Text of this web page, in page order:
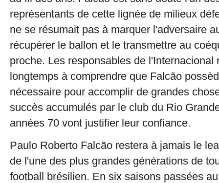
représentants de cette lignée de milieux
ne se résumait pas à marquer l'adversaire
récupérer le ballon et le transmettre au
proche. Les responsables de l'Internacional
longtemps à comprendre que Falcão
nécessaire pour accomplir de grandes
succès accumulés par le club du Rio
années 70 vont justifier leur confiance.
Paulo Roberto Falcão restera à jamais le
de l'une des plus grandes générations de
football brésilien. En six saisons passées